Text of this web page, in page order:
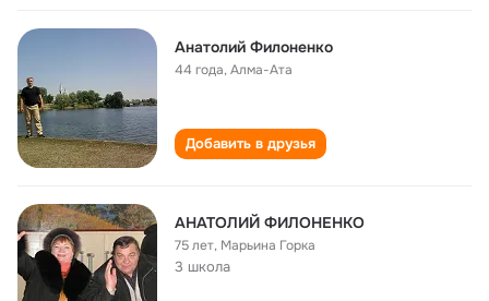
Анатолий Филоненко
44 года,Алма-Ата
Добавить в друзья
АНАТОЛИЙ ФИЛОНЕНКО
75 лет, Марьина Горка
3 школа